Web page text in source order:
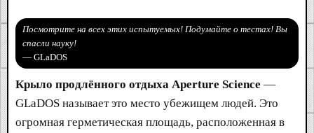
Посмотрите на всех этих испытуемых! Подумайте о тестах! Вы
спасли науку!
— GLaDOS
Крыло продлённого отдыха Aperture Science —
GLaDOS называет это место убежищем людей. Это
огромная герметическая площадь, расположенная в